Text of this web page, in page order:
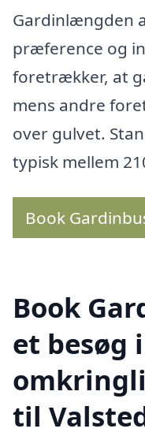
Gardinlængden
præference og
foretrækker, at
mens andre
over gulvet.
typisk mellem
Book
Book
et besøg
til